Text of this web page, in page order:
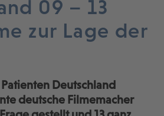
09 – 13
zur Lage der
Deutschland
deutsche Filmemacher